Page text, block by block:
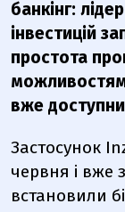
банкінг:
інвестицій
простота
вже
Застосунок
червня і вже
встановили